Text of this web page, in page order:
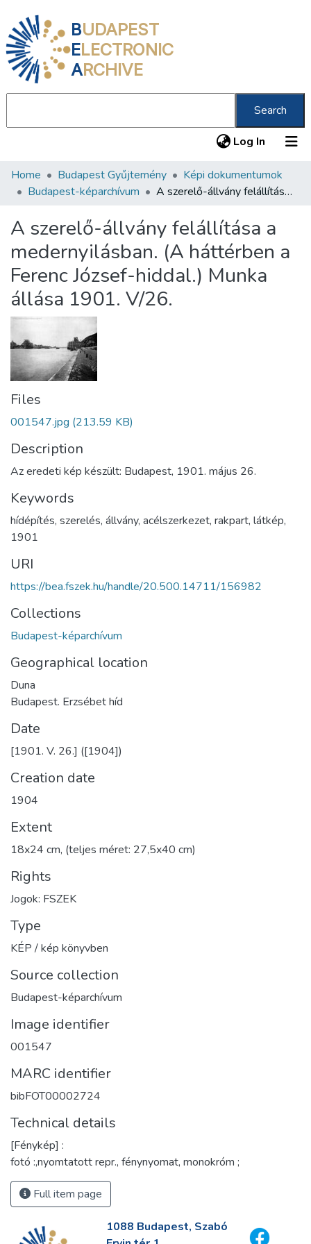
BUDAPEST
ELECTRONIC
ARCHIVE
Search
Log In (current)
Communities & Collections
Statistics
About us
Home Budapest Gyűjtemény
Képi dokumentumok
Budapest-képarchívum
A szerelő-állvány felállítása a medernyilásban. (A háttérben a Ferenc József-hiddal.) Munka állása 1901. V/26.
A szerelő-állvány felállítása a
medernyilásban. (A háttérben a
Ferenc József-hiddal.) Munka
állása 1901. V/26.
Files
001547.jpg (213.59 KB)
Description
Az eredeti kép készült: Budapest, 1901. május 26.
Keywords
hídépítés, szerelés, állvány, acélszerkezet, rakpart, látkép,
1901
URI
https://bea.fszek.hu/handle/20.500.14711/156982
Collections
Budapest-képarchívum
Geographical location
Duna
Budapest. Erzsébet híd
Date
[1901. V. 26.] ([1904])
Creation date
1904
Extent
18x24 cm, (teljes méret: 27,5x40 cm)
Rights
Jogok: FSZEK
Type
KÉP / kép könyvben
Source collection
Budapest-képarchívum
Image identifier
001547
MARC identifier
bibFOT00002724
Technical details
[Fénykép] :
fotó :,nyomtatott repr., fénynyomat, monokróm ;
Full item page
1088 Budapest, Szabó